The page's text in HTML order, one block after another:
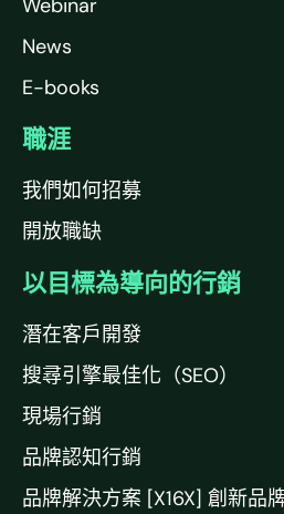
Webinar
News
E-books
職涯
我們如何招募
開放職缺
以目標為導向的行銷
潛在客戶開發
搜尋引擎最佳化（SEO）
現場行銷
品牌認知行銷
品牌解決方案 [X16X] 創新品